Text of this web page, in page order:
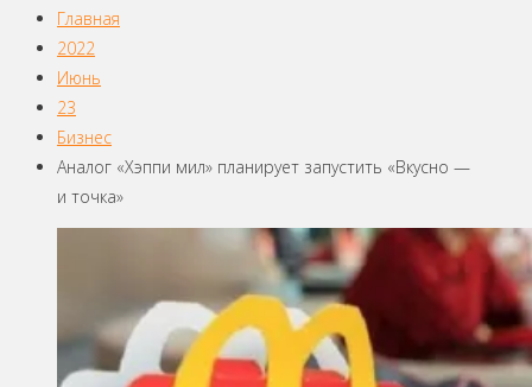
Главная
2022
Июнь
23
Бизнес
Аналог «Хэппи мил» планирует запустить «Вкусно —
и точка»